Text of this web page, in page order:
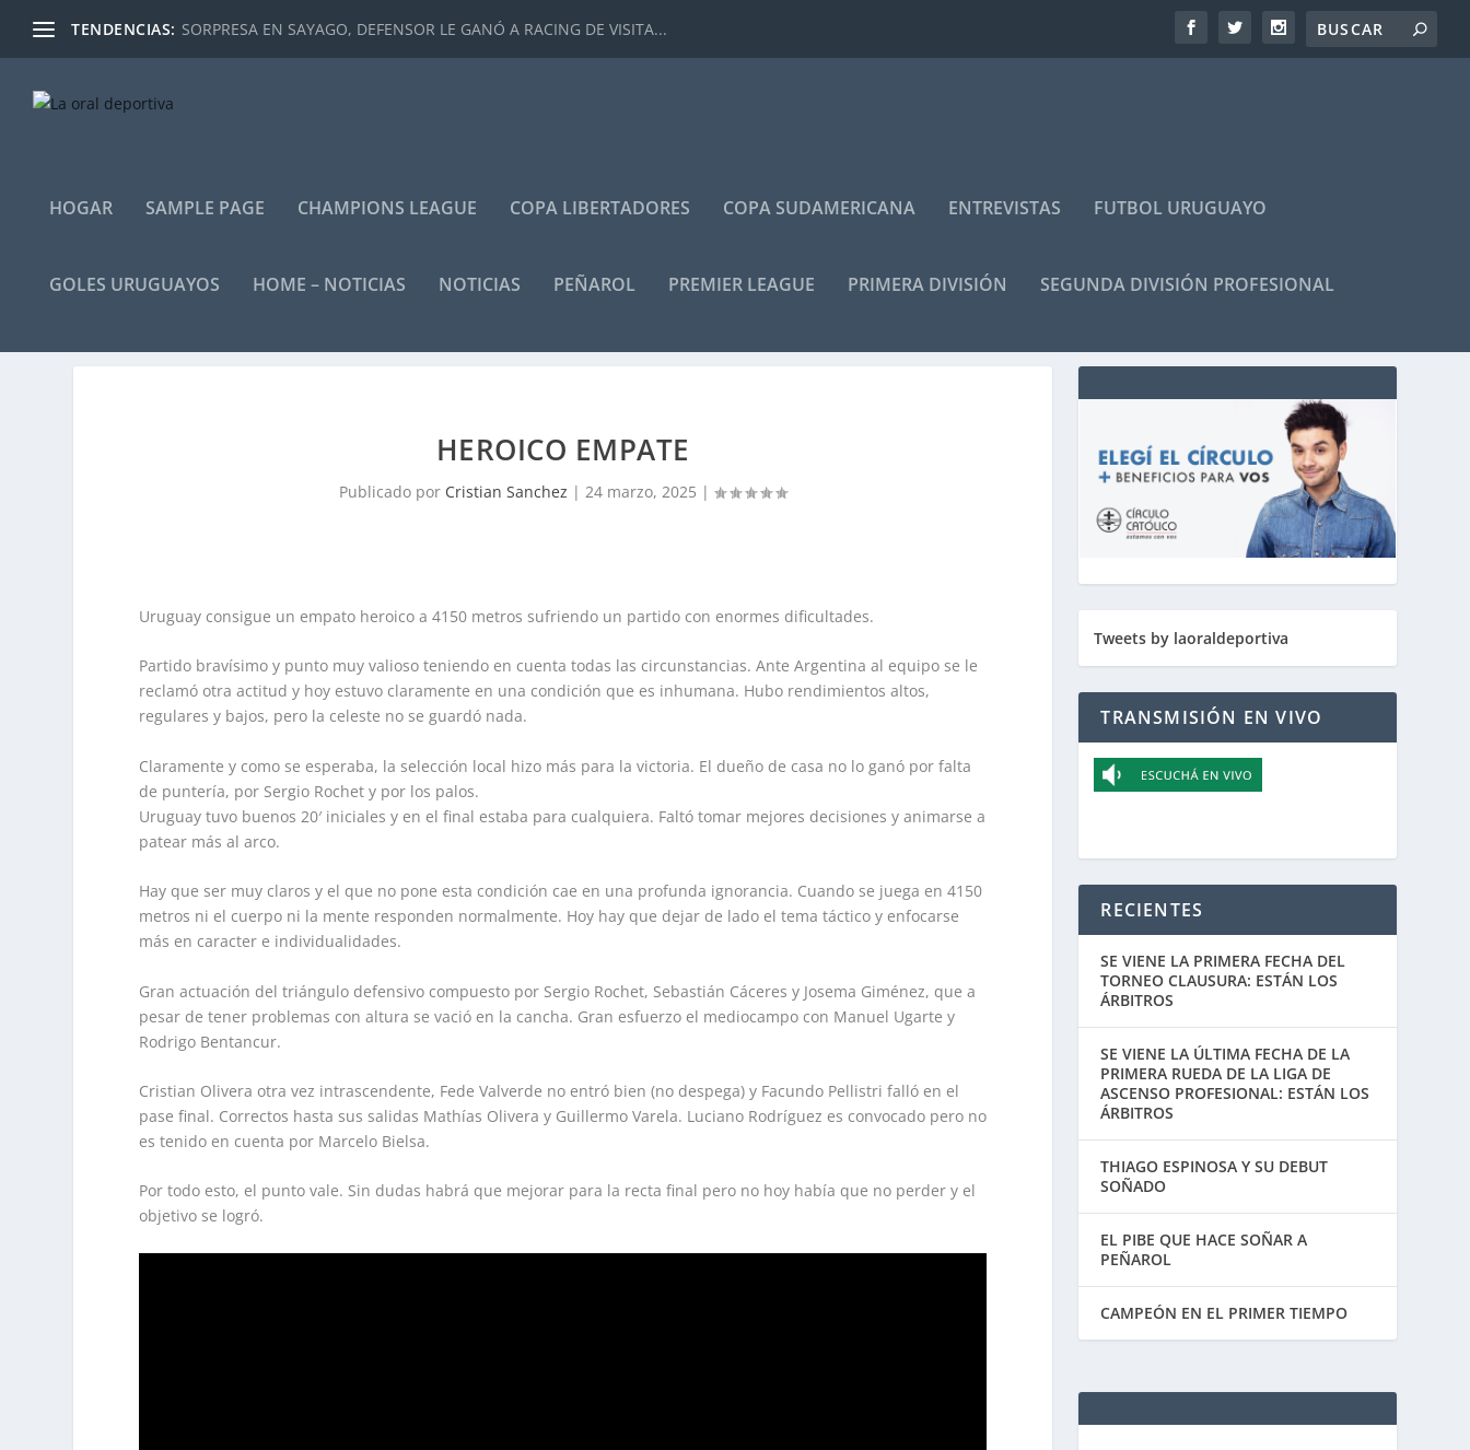
TENDENCIAS: SORPRESA EN SAYAGO, DEFENSOR LE GANÓ A RACING DE VISITA...
HOGAR SAMPLE PAGE CHAMPIONS LEAGUE COPA LIBERTADORES COPA SUDAMERICANA ENTREVISTAS FUTBOL URUGUAYO
GOLES URUGUAYOS HOME – NOTICIAS NOTICIAS PEÑAROL PREMIER LEAGUE PRIMERA DIVISIÓN SEGUNDA DIVISIÓN PROFESIONAL
HEROICO EMPATE
Publicado por Cristian Sanchez |24 marzo, 2025 |
Uruguay consigue un empato heroico a 4150 metros sufriendo un partido con enormes dificultades.
Partido bravísimo y punto muy valioso teniendo en cuenta todas las circunstancias. Ante Argentina al equipo se le
reclamó otra actitud y hoy estuvo claramente en una condición que es inhumana. Hubo rendimientos altos,
regulares y bajos, pero la celeste no se guardó nada.
Claramente y como se esperaba, la selección local hizo más para la victoria. El dueño de casa no lo ganó por falta
de puntería, por Sergio Rochet y por los palos.
Uruguay tuvo buenos 20′ iniciales y en el final estaba para cualquiera. Faltó tomar mejores decisiones y animarse a
patear más al arco.
Hay que ser muy claros y el que no pone esta condición cae en una profunda ignorancia. Cuando se juega en 4150
metros ni el cuerpo ni la mente responden normalmente. Hoy hay que dejar de lado el tema táctico y enfocarse
más en caracter e individualidades.
Gran actuación del triángulo defensivo compuesto por Sergio Rochet, Sebastián Cáceres y Josema Giménez, que a
pesar de tener problemas con altura se vació en la cancha. Gran esfuerzo el mediocampo con Manuel Ugarte y
Rodrigo Bentancur.
Cristian Olivera otra vez intrascendente, Fede Valverde no entró bien (no despega) y Facundo Pellistri falló en el
pase final. Correctos hasta sus salidas Mathías Olivera y Guillermo Varela. Luciano Rodríguez es convocado pero no
es tenido en cuenta por Marcelo Bielsa.
Por todo esto, el punto vale. Sin dudas habrá que mejorar para la recta final pero no hoy había que no perder y el
objetivo se logró.
Tweets by laoraldeportiva
TRANSMISIÓN EN VIVO
RECIENTES
SE VIENE LA PRIMERA FECHA DEL
TORNEO CLAUSURA: ESTÁN LOS
ÁRBITROS
SE VIENE LA ÚLTIMA FECHA DE LA
PRIMERA RUEDA DE LA LIGA DE
ASCENSO PROFESIONAL: ESTÁN LOS
ÁRBITROS
THIAGO ESPINOSA Y SU DEBUT
SOÑADO
EL PIBE QUE HACE SOÑAR A
PEÑAROL
CAMPEÓN EN EL PRIMER TIEMPO